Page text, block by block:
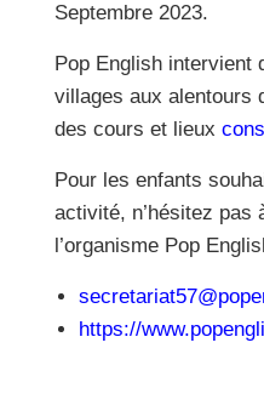
Septembre 2023.
Pop English intervient
villages aux alentours
des cours et lieux
Pour les enfants
activité, n’hésitez pas
l’organisme Pop
https://